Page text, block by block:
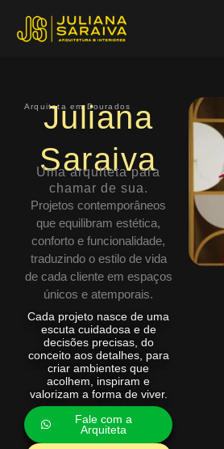
Arquiteta em Dourados
Juliana
Saraiva
Uma arquiteta para
chamar de sua.
Projetos contemporâneos
que equilibram estética,
conforto e funcionalidade,
traduzindo o estilo de vida
de cada cliente em espaços
únicos e atemporais.
Cada projeto nasce de uma
escuta cuidadosa e de
decisões precisas, do
conceito aos detalhes, para
criar ambientes que
acolhem, inspiram e
valorizam a forma de viver.
Fale com a
Arquiteta